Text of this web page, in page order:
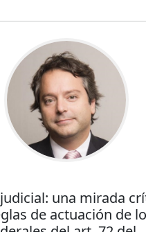
una mirada
de actuación de